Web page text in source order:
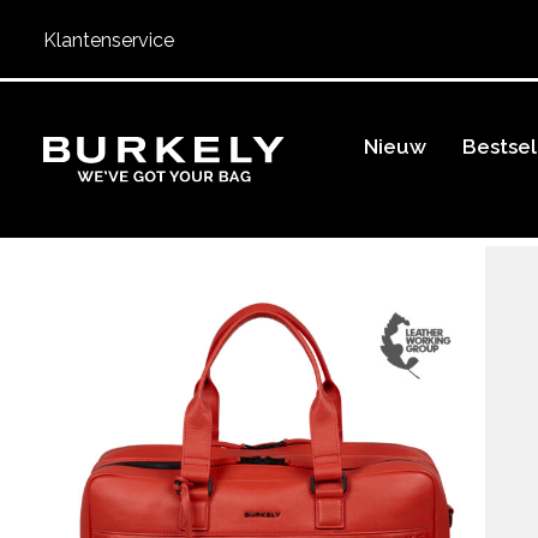
Klantenservice
BURKELYNieuw